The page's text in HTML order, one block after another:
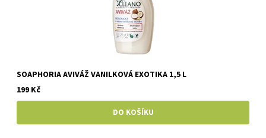
SOAPHORIA AVIVÁŽ VANILKOVÁ EXOTIKA 1,5 L
199 Kč